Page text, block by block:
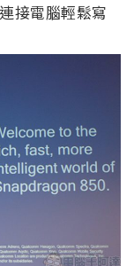
接電腦輕鬆寫